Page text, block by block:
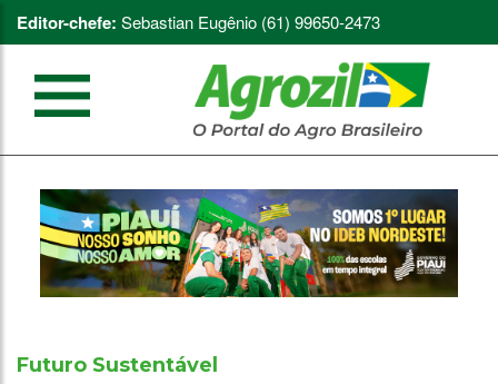
Editor-chefe: Sebastian Eugênio (61) 99650-2473
Futuro Sustentável